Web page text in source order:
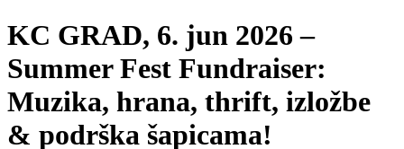
KC GRAD, 6. jun 2026 –
Summer Fest Fundraiser:
Muzika, hrana, thrift, izložbe
& podrška šapicama!